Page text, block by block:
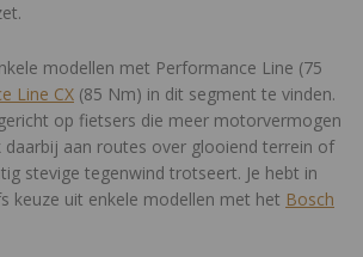
modellen met Performance Line (75
Line CX (85 Nm) in dit segment te vinden.
op fietsers die meer motorvermogen
daarbij aan routes over glooiend terrein of
stevige tegenwind trotseert. Je hebt in
keuze uit enkele modellen met het Bosch